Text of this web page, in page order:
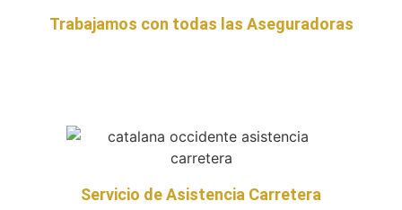
Trabajamos con todas las Aseguradoras
Servicio de Asistencia Carretera